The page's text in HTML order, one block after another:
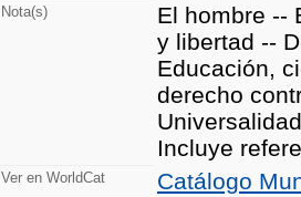
Nota(s)
El hombre --
y libertad --
Educación,
derecho
Incluye
Ver en WorldCat Catálogo